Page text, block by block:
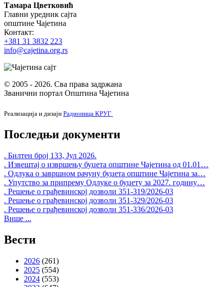
Документа
Важни телефони
Поставите питање
Претражи
Search form
Тамара Цветковић
Главни уредник сајта
општине Чајетина
Контакт:
+381 31 3832 223
info@cajetina.org.rs
© 2005 - 2026. Сва права задржана
Званични портал Општина Чајетина
Реализација и дизајн Радионица КРУГ
Последњи документи
. Билтен број 133, Јул 2026.
. Извештај о извршењу буџета општине Чајетина од 01.01…
. Одлука о завршном рачуну буџета општине Чајетина за…
. Упутство за припрему Одлуке о буџету за 2027. годину…
. Решење о грађевинској дозволи 351-319/2026-03
. Решење о грађевинској дозволи 351-329/2026-03
. Решење о грађевинској дозволи 351-336/2026-03
Више ...
Вести
2026 (261)
2025 (554)
2024 (553)